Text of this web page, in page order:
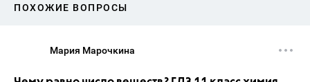
ПОХОЖИЕ ВОПРОСЫ
Мария Марочкина